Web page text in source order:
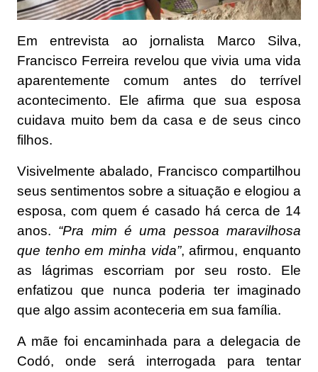
Em entrevista ao jornalista Marco Silva,
Francisco Ferreira revelou que vivia uma vida
aparentemente comum antes do terrível
acontecimento. Ele afirma que sua esposa
cuidava muito bem da casa e de seus cinco
filhos.
Visivelmente abalado, Francisco compartilhou
seus sentimentos sobre a situação e elogiou a
esposa, com quem é casado há cerca de 14
anos. “Pra mim é uma pessoa maravilhosa
que tenho em minha vida”, afirmou, enquanto
as lágrimas escorriam por seu rosto. Ele
enfatizou que nunca poderia ter imaginado
que algo assim aconteceria em sua família.
A mãe foi encaminhada para a delegacia de
Codó, onde será interrogada para tentar